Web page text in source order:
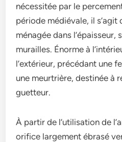
nécessitée par le
période médiévale, il s’agit
ménagée dans l’épaisseur,
murailles. Énorme à
l’extérieur, précédant une
une meurtrière, destinée à
guetteur.
À partir de l’utilisation de
orifice largement ébrasé